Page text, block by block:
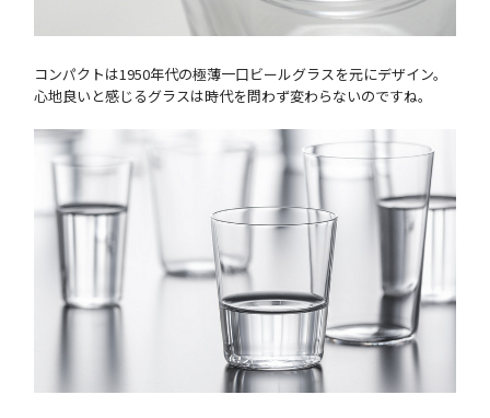
コンパクトは1950年代の極薄一口ビールグラスを元にデザイン。
心地良いと感じるグラスは時代を問わず変わらないのですね。